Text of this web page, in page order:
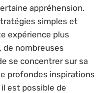
appréhension.
simples et
expérience plus
de nombreuses
se concentrer sur sa
profondes inspirations
est possible de